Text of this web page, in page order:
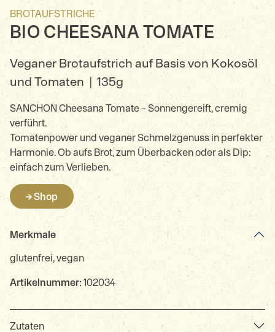
BROTAUFSTRICHE
BIO CHEESANA TOMATE
Veganer Brotaufstrich auf Basis von Kokosöl
und Tomaten | 135g
SANCHON Cheesana Tomate – Sonnengereift, cremig
verführt.
Tomatenpower und veganer Schmelzgenuss in perfekter
Harmonie. Ob aufs Brot, zum Überbacken oder als Dip:
einfach zum Verlieben.
→ Shop
Merkmale
glutenfrei, vegan
Artikelnummer: 102034
Zutaten